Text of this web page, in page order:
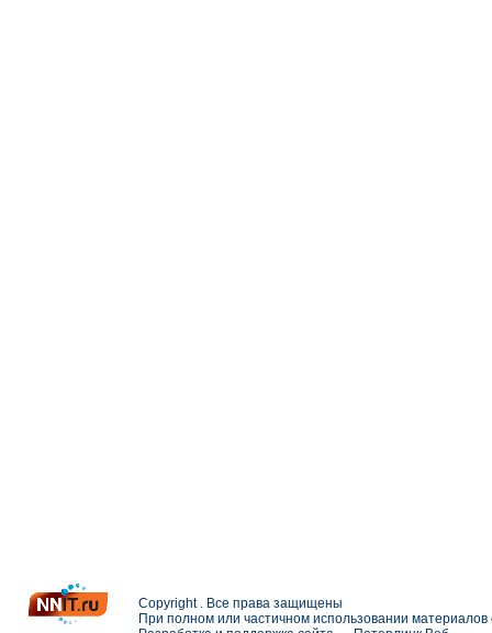
Copyright . Все права защищены
При полном или частичном использовании